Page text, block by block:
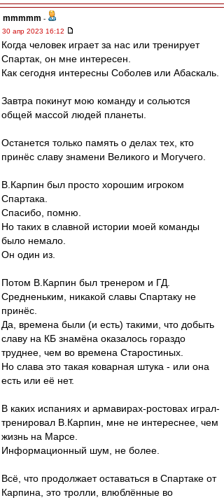
mmmmm -
30 апр 2023 16:12
Когда человек играет за нас или тренирует
Спартак, он мне интересен.
Как сегодня интересны Соболев или Абаскаль.
Завтра покинут мою команду и сольются
общей массой людей планеты.
Останется только память о делах тех, кто
принёс славу знамени Великого и Могучего.
В.Карпин был просто хорошим игроком
Спартака.
Спасибо, помню.
Но таких в славной истории моей команды
было немало.
Он один из.
Потом В.Карпин был тренером и ГД.
Средненьким, никакой славы Спартаку не
принёс.
Да, времена были (и есть) такими, что добыть
славу на КБ знамёна оказалось гораздо
труднее, чем во времена Старостиных.
Но слава это такая коварная штука - или она
есть или её нет.
В каких испаниях и армавирах-ростовах играл-
тренировал В.Карпин, мне не интереснее, чем
жизнь на Марсе.
Информационный шум, не более.
Всё, что продолжает оставаться в Спартаке от
Карпина, это тролли, влюблённые во